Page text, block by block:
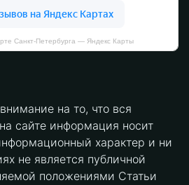
Санкт‑Петербурга — Яндекс Карты
на то, что вся
сайте информация носит
характер и ни
не является публичной
положениями Статьи